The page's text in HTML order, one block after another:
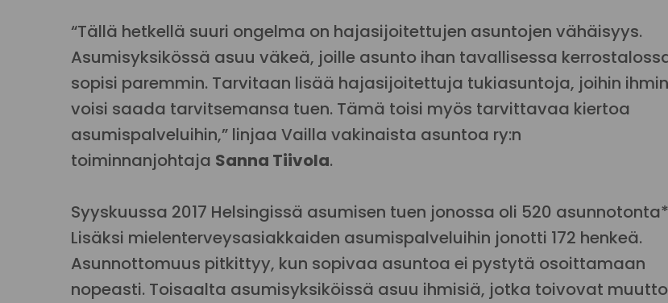
“Tällä hetkellä suuri ongelma on hajasijoitettujen asuntojen vähäisyys.
Asumisyksikössä asuu väkeä, joille asunto ihan tavallisessa
sopisi paremmin. Tarvitaan lisää hajasijoitettuja tukiasuntoja, joihin
voisi saada tarvitsemansa tuen. Tämä toisi myös tarvittavaa kiertoa
asumispalveluihin,” linjaa Vailla vakinaista asuntoa ry:n
toiminnanjohtaja Sanna Tiivola.
Syyskuussa 2017 Helsingissä asumisen tuen jonossa oli 520
Lisäksi mielenterveysasiakkaiden asumispalveluihin jonotti 172 henkeä.
Asunnottomuus pitkittyy, kun sopivaa asuntoa ei pystytä osoittamaan
nopeasti. Toisaalta asumisyksiköissä asuu ihmisiä, jotka toivovat